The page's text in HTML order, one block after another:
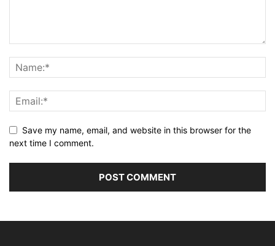
Save my name, email, and website in this browser for the
next time I comment.